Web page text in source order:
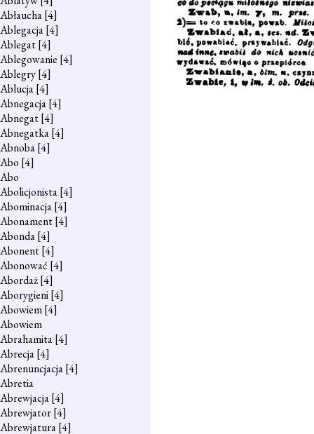
Abłaucha[4]
Ablegacja[4]
Ablegat[4]
Ablegowanie [4]
Ablegry[4]
Ablucja[4]
Abnegacja[4]
Abnegat[4]
Abnegatka[4]
Abnoba[4]
Abo [4]
Abo
Abolicjonista[4]
Abominacja[4]
Abonament[4]
Abonda[4]
Abonent[4]
Abonować [4]
Abordaż[4]
Aborygieni[4]
Abowiem[4]
Abowiem
Abrahamita[4]
Abrecja[4]
Abrenuncjacja[4]
Abretia
Abrewjacja[4]
Abrewjator[4]
Abrewjatura[4]